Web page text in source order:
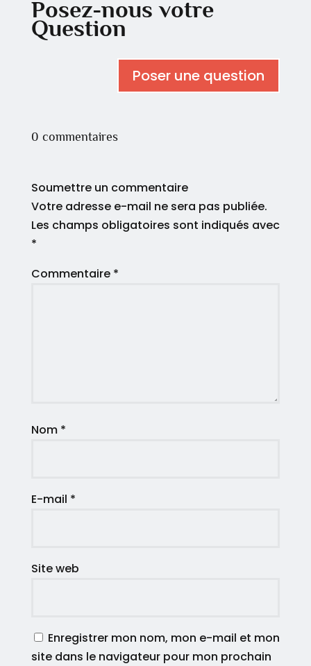
Posez-nous votre
Question
Poser une question
0 commentaires
Soumettre un commentaire
Votre adresse e-mail ne sera pas publiée.
Les champs obligatoires sont indiqués avec
*
Commentaire *
Nom *
E-mail *
Site web
Enregistrer mon nom, mon e-mail et mon
site dans le navigateur pour mon prochain